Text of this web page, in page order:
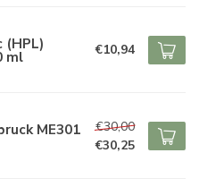
ml €10,94
ME301
€30,00
€30,25